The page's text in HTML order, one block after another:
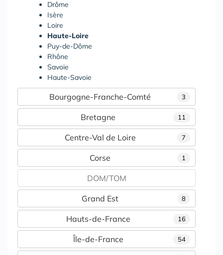
Drôme
Isère
Loire
Haute-Loire
Puy-de-Dôme
Rhône
Savoie
Haute-Savoie
3
Bourgogne-Franche-Comté
11
Bretagne
7
Centre-Val de Loire
1
Corse
DOM/TOM
8
Grand Est
16
Hauts-de-France
54
Île-de-France